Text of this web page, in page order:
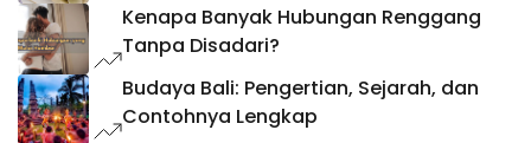
Kenapa Banyak Hubungan Renggang
Tanpa Disadari?
Budaya Bali: Pengertian, Sejarah, dan
Contohnya Lengkap